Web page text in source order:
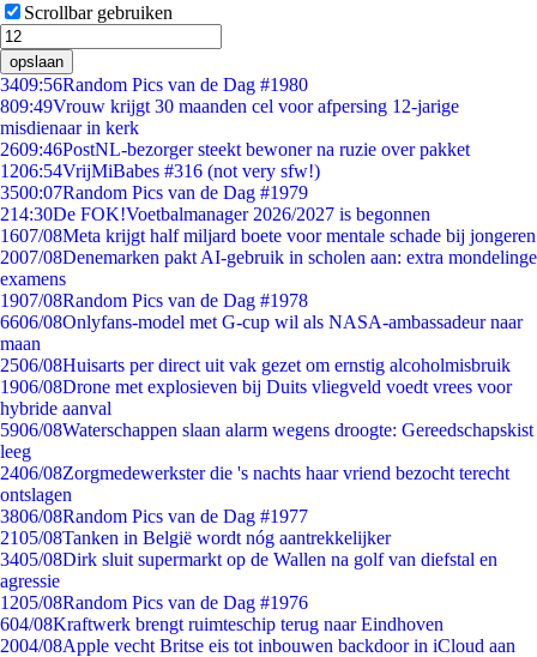
Scrollbar gebruiken
opslaan
3409:56Random Pics van de Dag #1980
809:49Vrouw krijgt 30 maanden cel voor afpersing 12-jarige
misdienaar in kerk
2609:46PostNL-bezorger steekt bewoner na ruzie over pakket
1206:54VrijMiBabes #316 (not very sfw!)
3500:07Random Pics van de Dag #1979
214:30De FOK!Voetbalmanager 2026/2027 is begonnen
1607/08Meta krijgt half miljard boete voor mentale schade bij jongeren
2007/08Denemarken pakt AI-gebruik in scholen aan: extra mondelinge
examens
1907/08Random Pics van de Dag #1978
6606/08Onlyfans-model met G-cup wil als NASA-ambassadeur naar
maan
2506/08Huisarts per direct uit vak gezet om ernstig alcoholmisbruik
1906/08Drone met explosieven bij Duits vliegveld voedt vrees voor
hybride aanval
5906/08Waterschappen slaan alarm wegens droogte: Gereedschapskist
leeg
2406/08Zorgmedewerkster die 's nachts haar vriend bezocht terecht
ontslagen
3806/08Random Pics van de Dag #1977
2105/08Tanken in België wordt nóg aantrekkelijker
3405/08Dirk sluit supermarkt op de Wallen na golf van diefstal en
agressie
1205/08Random Pics van de Dag #1976
604/08Kraftwerk brengt ruimteschip terug naar Eindhoven
2004/08Apple vecht Britse eis tot inbouwen backdoor in iCloud aan